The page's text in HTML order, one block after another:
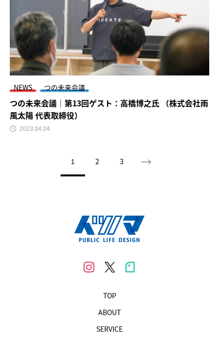
NEWS つの未来会議
つの未来会議｜第13回ゲスト：高橋博之氏 （株式会社雨
風太陽 代表取締役）
2023.04.04
1 2 3
TOP
ABOUT
SERVICE